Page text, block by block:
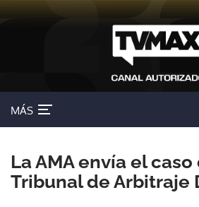
MÁS
La AMA envía el
Tribunal de Arbitraje